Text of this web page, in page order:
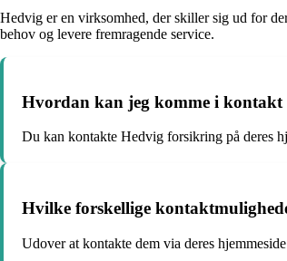
Hedvig er en virksomhed, der skiller sig ud for
behov og levere fremragende service.
Hvordan kan jeg komme i
Du kan kontakte Hedvig forsikring på deres
Hvilke forskellige
Udover at kontakte dem via deres